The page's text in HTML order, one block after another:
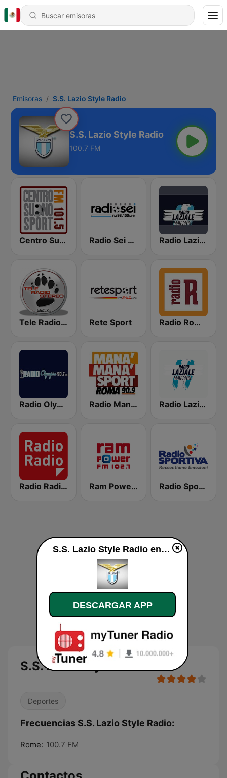
Emisoras S.S. Lazio Style Radio
S.S. Lazio Style Radio
100.7 FM
Centro Suono Sport Radio Sei 98.1 FM Radio Laziale
Tele Radio Stereo Rete Sport Radio Romanista
Radio Olympia Radio Manà Manà Sport Roma Radio Laziale
Radio Radio 104.5 FM Ram Power FM Radio Sportiva
S.S. Lazio Style Radio
Deportes
Frecuencias S.S. Lazio Style Radio:
Rome: 100.7 FM
S.S. Lazio Style Radio en vivo
DESCARGAR APP